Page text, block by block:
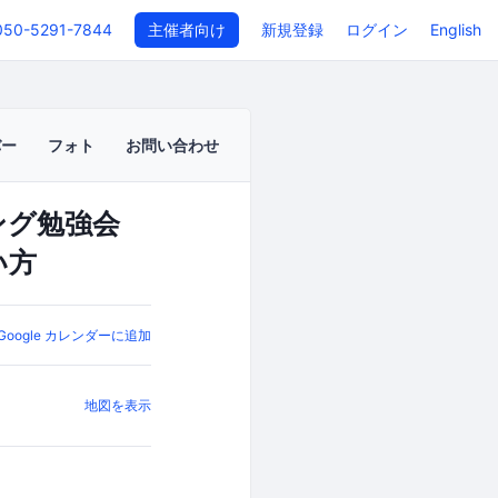
5291-7844 主催者向け 新規登録 ログイン English
フォト お問い合わせ
勉強会
方
カレンダーに追加
地図を表示